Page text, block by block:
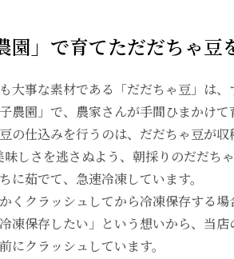
園」で育てただだちゃ豆
大事な素材である「だだちゃ豆」は、
農園」で、農家さんが手間ひまかけて
の仕込みを行うのは、だだちゃ豆が
味しさを逃さぬよう、朝採りのだだち
に茹でて、急速冷凍しています。
くクラッシュしてから冷凍保存する場
凍保存したい」という想いから、当
にクラッシュしています。